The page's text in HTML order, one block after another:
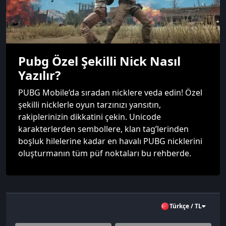
Pubg Özel Şekilli Nick Nasıl
Yazılır?
PUBG Mobile’da sıradan nicklere veda edin! Özel
şekilli nicklerle oyun tarzınızı yansıtın,
rakiplerinizin dikkatini çekin. Unicode
karakterlerden sembollere, klan tag’lerinden
boşluk hilelerine kadar en havalı PUBG nicklerini
oluşturmanın tüm püf noktaları bu rehberde.
Türkçe / TL